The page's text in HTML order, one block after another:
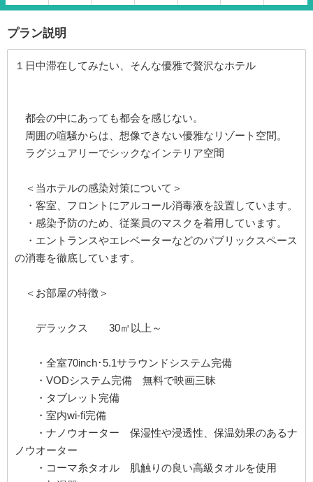
プラン説明
１日中滞在してみたい、そんな優雅で贅沢なホテル
都会の中にあっても都会を感じない。
周囲の喧騒からは、想像できない優雅なリゾート空間。
ラグジュアリーでシックなインテリア空間
＜当ホテルの感染対策について＞
・客室、フロントにアルコール消毒液を設置しています。
・感染予防のため、従業員のマスクを着用しています。
・エントランスやエレベーターなどのパブリックスペース
の消毒を徹底しています。
＜お部屋の特徴＞
デラックス 30㎡以上～
・全室70inch･5.1サラウンドシステム完備
・VODシステム完備 無料で映画三昧
・タブレット完備
・室内wi-fi完備
・ナノウオーター 保湿性や浸透性、保温効果のあるナ
ノウオーター
・コーマ糸タオル 肌触りの良い高級タオルを使用